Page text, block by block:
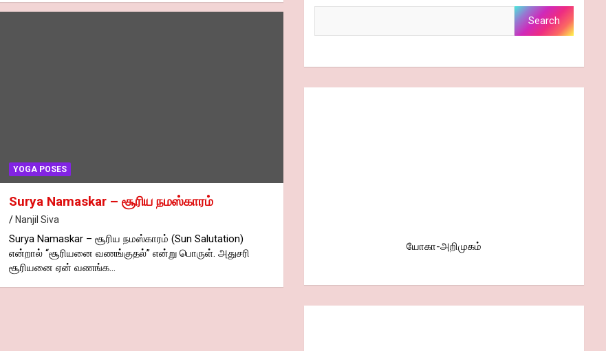
YOGA POSES
Surya Namaskar – சூரிய நமஸ்காரம்
Nanjil Siva
Surya Namaskar – சூரிய நமஸ்காரம் (Sun Salutation)
என்றால் “சூரியனை வணங்குதல்” என்று பொருள். அதுசரி
சூரியனை ஏன் வணங்க…
Search
யோகா-அறிமுகம்